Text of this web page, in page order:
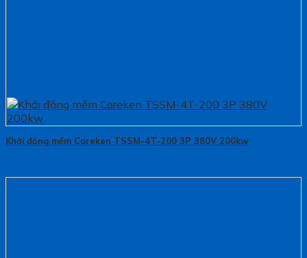
Khởi động mềm Coreken TSSM-4T-200 3P 380V 200kw